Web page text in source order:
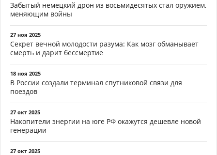
Забытый немецкий дрон из восьмидесятых стал оружием,
меняющим войны
27 ноя 2025
Секрет вечной молодости разума: Как мозг обманывает
смерть и дарит бессмертие
18 ноя 2025
В России создали терминал спутниковой связи для
поездов
27 окт 2025
Накопители энергии на юге РФ окажутся дешевле новой
генерации
27 окт 2025